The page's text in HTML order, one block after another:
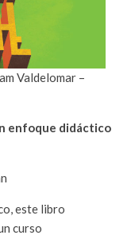
Valdelomar –
enfoque didáctico
este libro
curso